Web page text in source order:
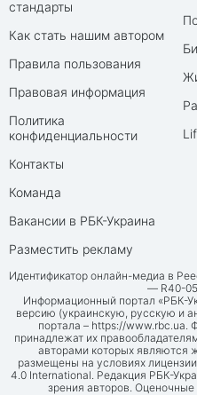
стандарты
Как стать нашим автором
Правила пользования
Правовая информация
Политика
конфиденциальности
Контакты
Команда
Вакансии в РБК-Украина
Разместить рекламу
Идентификатор онлайн-медиа в
— R40-
Информационный портал «РБК-
версию (украинскую, русскую и
портала – https://www.rbc.ua.
принадлежат их
авторами которых являются
размещены на условиях
4.0 International. Редакция РБК-
зрения авторов.